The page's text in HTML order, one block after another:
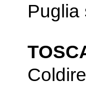
Puglia